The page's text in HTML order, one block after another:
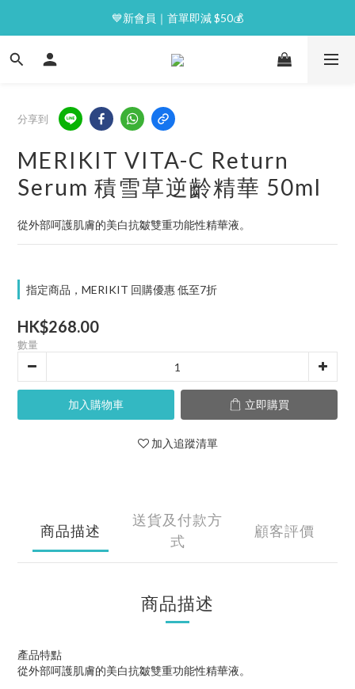
⭐逢星期一malluxe day｜7%購物金回贈
💙新會員｜首單即減 $50💰
⭐逢星期一malluxe day｜7%購物金回贈
分享到
MERIKIT VITA-C Return
Serum 積雪草逆齡精華 50ml
從外部呵護肌膚的美白抗皺雙重功能性精華液。
指定商品，MERIKIT 回購優惠 低至7折
HK$268.00
數量
加入購物車 立即購買
加入追蹤清單
商品描述
送貨及付款方
式
顧客評價
商品描述
產品特點
從外部呵護肌膚的美白抗皺雙重功能性精華液。